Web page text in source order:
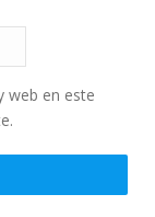
web en este